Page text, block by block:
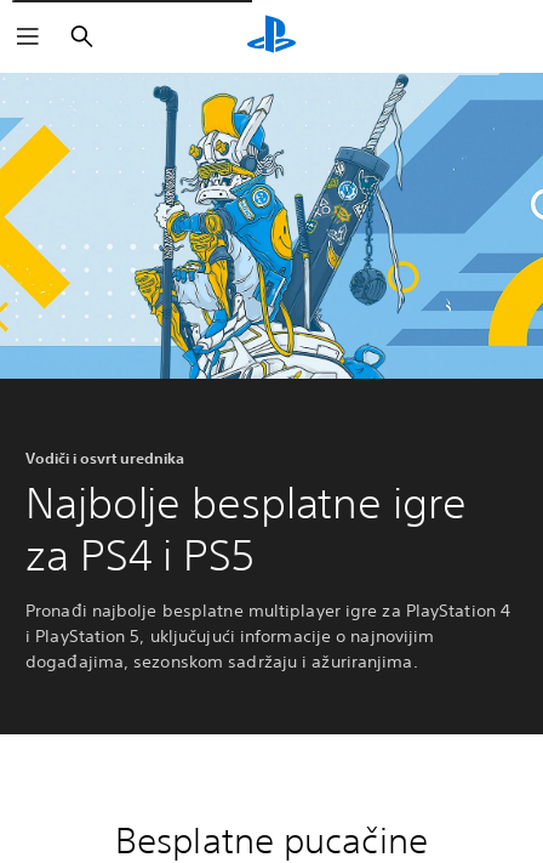
Pretraži
Vodiči i osvrt urednika
Najbolje besplatne igre
za PS4 i PS5
Pronađi najbolje besplatne multiplayer igre za PlayStation 4
i PlayStation 5, uključujući informacije o najnovijim
događajima, sezonskom sadržaju i ažuriranjima.
Besplatne pucačine